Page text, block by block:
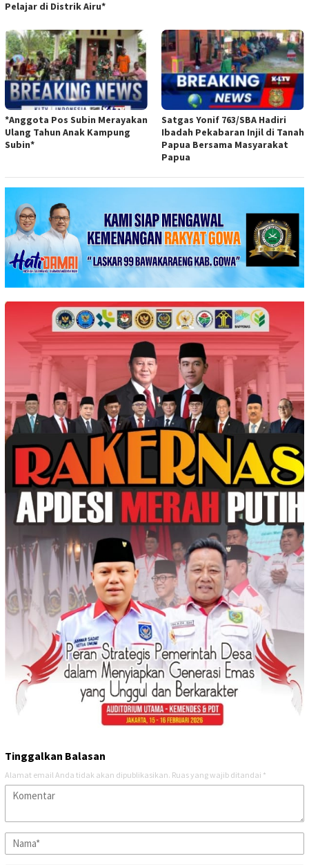
Pelajar di Distrik Airu*
*Anggota Pos Subin Merayakan
Ulang Tahun Anak Kampung
Subin*
Satgas Yonif 763/SBA Hadiri
Ibadah Pekabaran Injil di Tanah
Papua Bersama Masyarakat
Papua
Tinggalkan Balasan
Alamat email Anda tidak akan dipublikasikan. Ruas yang wajib ditandai *